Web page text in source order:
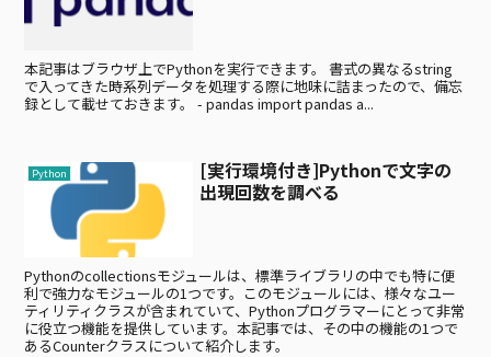
本記事はブラウザ上でPythonを実行できます。 書式の異なるstring
で入ってきた時系列データを処理する際に地味に詰まったので、備忘
録として載せておきます。 - pandas import pandas a...
Python
[実行環境付き]Pythonで文字の
出現回数を調べる
Pythonのcollectionsモジュールは、標準ライブラリの中でも特に便
利で強力なモジュールの1つです。このモジュールには、様々なユー
ティリティクラスが含まれていて、Pythonプログラマーにとって非常
に役立つ機能を提供しています。本記事では、その中の機能の1つで
あるCounterクラスについて紹介します。